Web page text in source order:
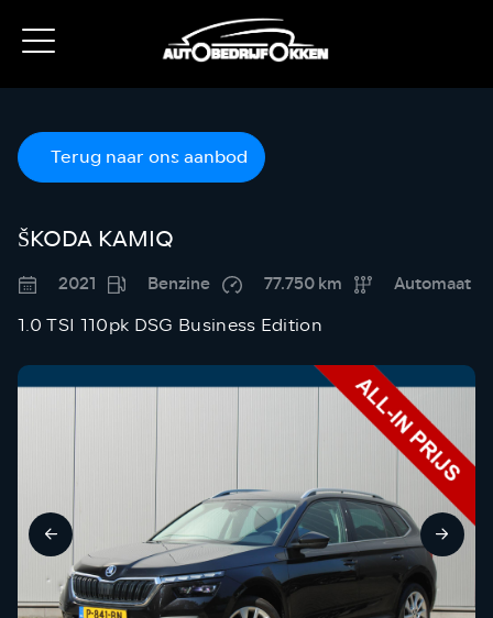
Terug naar ons aanbod
ŠKODA KAMIQ
2021 Benzine 77.750 km
Automaat
1.0 TSI 110pk DSG Business Edition